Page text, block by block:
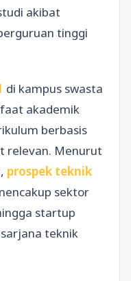
akibat
tinggi
di kampus swasta
akademik
berbasis
relevan. Menurut
prospek teknik
sektor
startup
teknik